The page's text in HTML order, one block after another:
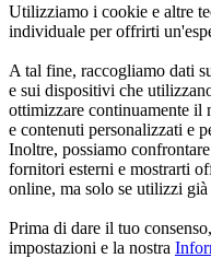
Utilizziamo i cookie e altre
individuale per offrirti
A tal fine, raccogliamo dati
e sui dispositivi che
ottimizzare continuamente il
e contenuti personalizzati e
Inoltre, possiamo
fornitori esterni e mostrarti
online, ma solo se utilizzi
Prima di dare il tuo
impostazioni e la nostra